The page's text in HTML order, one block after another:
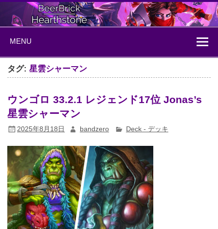
Skip
content
BeerBrick
Hearthstone
MENU
タグ:星雲シャーマン
ウンゴロ 33.2.1 レジェンド17位 Jonas’s
星雲シャーマン
2025年8月18日 bandzero Deck - デッキ